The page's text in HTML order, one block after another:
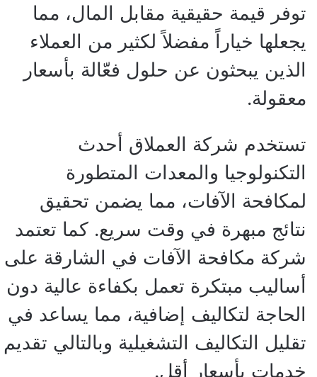
توفر قيمة حقيقية مقابل المال، مما
يجعلها خياراً مفضلاً لكثير من العملاء
الذين يبحثون عن حلول فعّالة بأسعار
معقولة.
تستخدم شركة العملاق أحدث
التكنولوجيا والمعدات المتطورة
لمكافحة الآفات، مما يضمن تحقيق
نتائج مبهرة في وقت سريع. كما تعتمد
شركة مكافحة الآفات في الشارقة على
أساليب مبتكرة تعمل بكفاءة عالية دون
الحاجة لتكاليف إضافية، مما يساعد في
تقليل التكاليف التشغيلية وبالتالي تقديم
خدمات بأسعار أقل.